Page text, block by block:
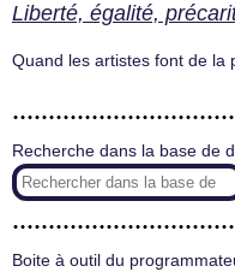
Liberté, égalité,
Quand les artistes font de la
Recherche dans la base de
Boite à outil du